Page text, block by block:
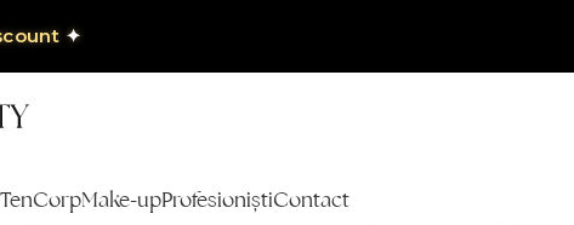
✦
TenCorpMake-upProfesioniștiContact